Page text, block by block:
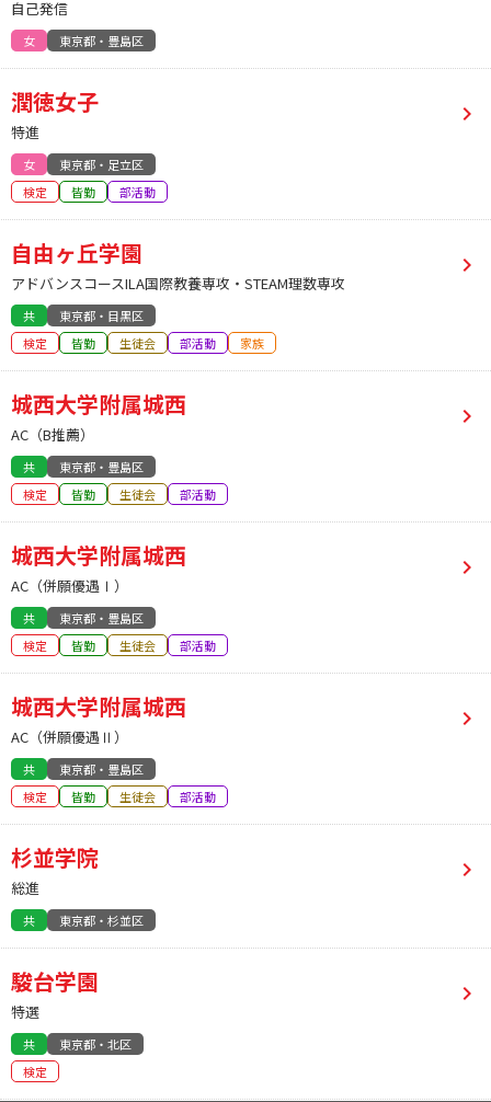
自己発信
女 東京都・豊島区
潤徳女子
特進
女
東京都・足立区
検定
皆勤 部活動
自由ヶ丘学園
アドバンスコースILA国際教養専攻・STEAM理数専攻
共
東京都・目黒区
検定
皆勤 生徒会 部活動 家族
城西大学附属城西
AC（B推薦）
共
東京都・豊島区
検定
皆勤 生徒会 部活動
城西大学附属城西
AC（併願優遇Ⅰ）
共
東京都・豊島区
検定
皆勤 生徒会 部活動
城西大学附属城西
AC（併願優遇Ⅱ）
共
東京都・豊島区
検定
皆勤 生徒会 部活動
杉並学院
総進
共 東京都・杉並区
駿台学園
特選
共
東京都・北区
検定